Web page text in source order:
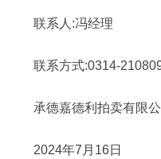
联系人:冯经理
联系方式:0314-
承德嘉德利拍卖有限公
2024年7月16日